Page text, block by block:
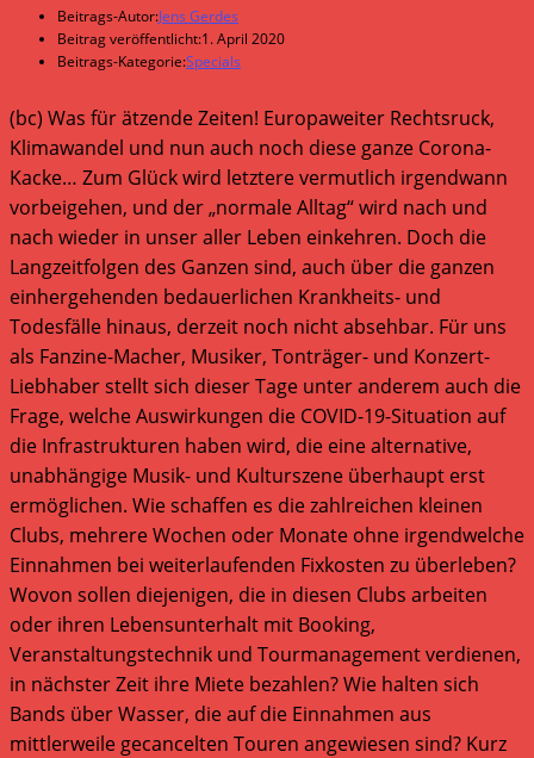
Beitrags-Autor:Jens Gerdes
Beitrag veröffentlicht:1. April 2020
Beitrags-Kategorie:Specials
(bc) Was für ätzende Zeiten! Europaweiter Rechtsruck,
Klimawandel und nun auch noch diese ganze Corona-
Kacke… Zum Glück wird letztere vermutlich irgendwann
vorbeigehen, und der „normale Alltag“ wird nach und
nach wieder in unser aller Leben einkehren. Doch die
Langzeitfolgen des Ganzen sind, auch über die ganzen
einhergehenden bedauerlichen Krankheits- und
Todesfälle hinaus, derzeit noch nicht absehbar. Für uns
als Fanzine-Macher, Musiker, Tonträger- und Konzert-
Liebhaber stellt sich dieser Tage unter anderem auch die
Frage, welche Auswirkungen die COVID-19-Situation auf
die Infrastrukturen haben wird, die eine alternative,
unabhängige Musik- und Kulturszene überhaupt erst
ermöglichen. Wie schaffen es die zahlreichen kleinen
Clubs, mehrere Wochen oder Monate ohne irgendwelche
Einnahmen bei weiterlaufenden Fixkosten zu überleben?
Wovon sollen diejenigen, die in diesen Clubs arbeiten
oder ihren Lebensunterhalt mit Booking,
Veranstaltungstechnik und Tourmanagement verdienen,
in nächster Zeit ihre Miete bezahlen? Wie halten sich
Bands über Wasser, die auf die Einnahmen aus
mittlerweile gecancelten Touren angewiesen sind? Kurz